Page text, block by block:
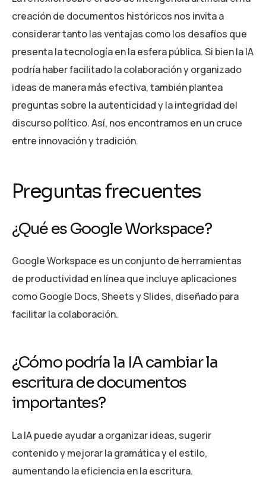
creación de documentos históricos nos invita a
considerar tanto las ventajas como los desafíos que
presenta la tecnología en la esfera pública. Si bien la IA
podría haber facilitado la colaboración y organizado
ideas de manera más efectiva, también plantea
preguntas sobre la autenticidad y la integridad del
discurso político. Así, nos encontramos en un cruce
entre innovación y tradición.
Preguntas frecuentes
¿Qué es Google Workspace?
Google Workspace es un conjunto de herramientas
de productividad en línea que incluye aplicaciones
como Google Docs, Sheets y Slides, diseñado para
facilitar la colaboración.
¿Cómo podría la IA cambiar la
escritura de documentos
importantes?
La IA puede ayudar a organizar ideas, sugerir
contenido y mejorar la gramática y el estilo,
aumentando la eficiencia en la escritura.